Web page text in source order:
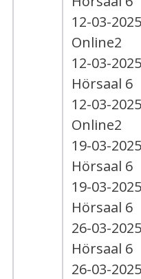
12-03-
Online2
12-03-
Hörsaal 6
12-03-
Online2
19-03-
Hörsaal 6
19-03-
Hörsaal 6
26-03-
Hörsaal 6
26-03-